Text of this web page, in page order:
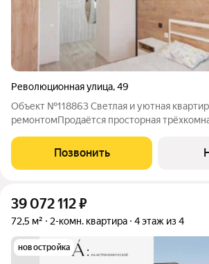
Революционная улица,49
Объект №118863 Светлая и уютная
ремонтомПродaётcя пpocтopнaя
Революционная, 49. Площадь (57 м общая,
Планировка «распашонка» классическая и
Позвонить
39 072 112₽
72,5 м² 2-комн. квартира 4 этаж из 4
новостройка